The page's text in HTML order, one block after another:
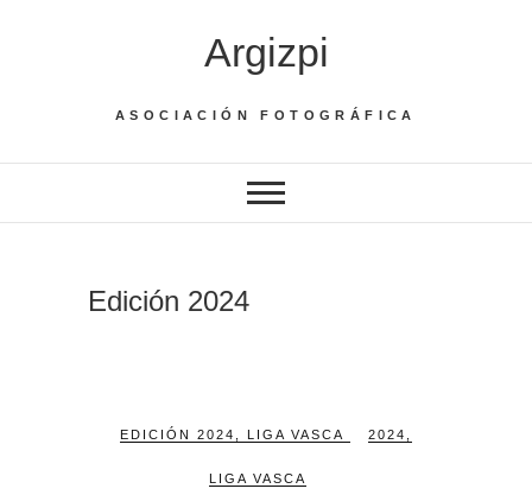
Argizpi
ASOCIACIÓN FOTOGRÁFICA
Edición 2024
EDICIÓN 2024 LIGA VASCA 2024
LIGA VASCA